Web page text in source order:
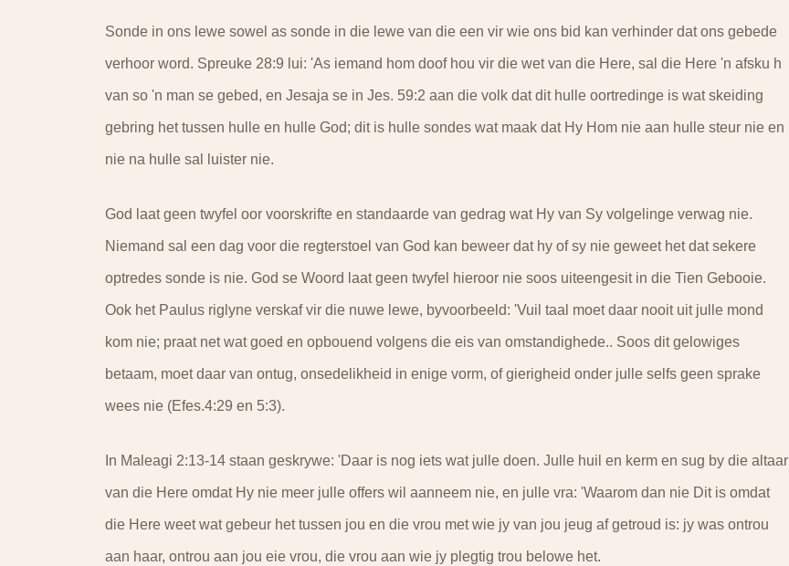
Sonde in ons lewe sowel as sonde in die lewe van die een vir wie ons bid kan verhinder dat ons gebede
verhoor word. Spreuke 28:9 lui: 'As iemand hom doof hou vir die wet van die Here, sal die Here 'n afsku h
van so 'n man se gebed, en Jesaja se in Jes. 59:2 aan die volk dat dit hulle oortredinge is wat skeiding
gebring het tussen hulle en hulle God; dit is hulle sondes wat maak dat Hy Hom nie aan hulle steur nie en
nie na hulle sal luister nie.
God laat geen twyfel oor voorskrifte en standaarde van gedrag wat Hy van Sy volgelinge verwag nie.
Niemand sal een dag voor die regterstoel van God kan beweer dat hy of sy nie geweet het dat sekere
optredes sonde is nie. God se Woord laat geen twyfel hieroor nie soos uiteengesit in die Tien Gebooie.
Ook het Paulus riglyne verskaf vir die nuwe lewe, byvoorbeeld: 'Vuil taal moet daar nooit uit julle mond
kom nie; praat net wat goed en opbouend volgens die eis van omstandighede.. Soos dit gelowiges
betaam, moet daar van ontug, onsedelikheid in enige vorm, of gierigheid onder julle selfs geen sprake
wees nie (Efes.4:29 en 5:3).
In Maleagi 2:13-14 staan geskrywe: 'Daar is nog iets wat julle doen. Julle huil en kerm en sug by die altaar
van die Here omdat Hy nie meer julle offers wil aanneem nie, en julle vra: 'Waarom dan nie Dit is omdat
die Here weet wat gebeur het tussen jou en die vrou met wie jy van jou jeug af getroud is: jy was ontrou
aan haar, ontrou aan jou eie vrou, die vrou aan wie jy plegtig trou belowe het.